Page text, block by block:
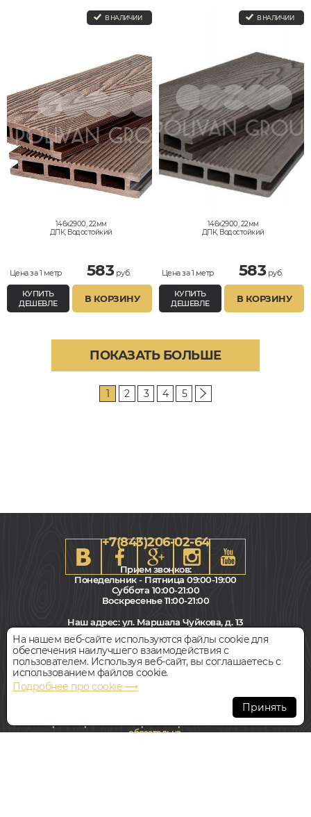
В НАЛИЧИИ
146x2900, 22мм
ДПК, Водостойкий
Цена за 1 метр 583руб.
КУПИТЬ
ДЕШЕВЛЕ
В КОРЗИНУ
В НАЛИЧИИ
146x2900, 22мм
ДПК, Водостойкий
Цена за 1 метр 583руб.
КУПИТЬ
ДЕШЕВЛЕ
В КОРЗИНУ
ПОКАЗАТЬ БОЛЬШЕ
1 2 3 4 5
+7(843)206-02-64
Прием звонков:
Понедельник - Пятница 09:00-19:00
Суббота 10:00-21:00
Воскресенье 11:00-21:00
Наш адрес:ул. Маршала Чуйкова, д. 13
Салон "Паркет Пол"
Всегда свободная парковка
© Интернет-магазин Polvamvdom.ru 2011-2026. Все права
При копировании материалов прямая ссылка на сайт
обязательна.
На нашем веб-сайте используются файлы cookie для
обеспечения наилучшего взаимодействия с
пользователем. Используя веб-сайт, вы соглашаетесь с
использованием файлов cookie.
Подробнее про cookie ⟶
Принять